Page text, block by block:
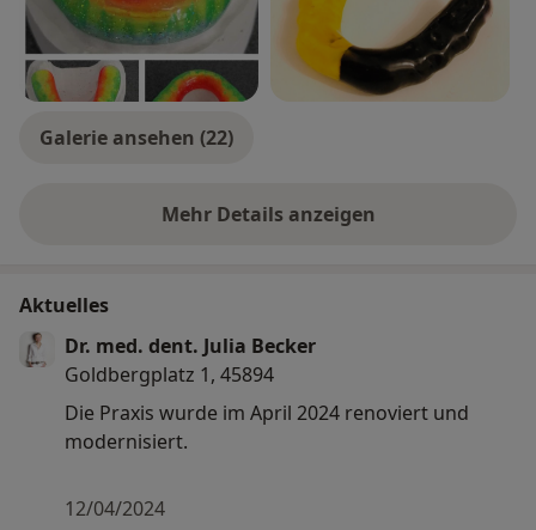
Galerie ansehen (22)
Mehr Details anzeigen
über Erfahrungen
Aktuelles
Dr. med. dent. Julia Becker
Goldbergplatz 1, 45894
Die Praxis wurde im April 2024 renoviert und
modernisiert.
12/04/2024